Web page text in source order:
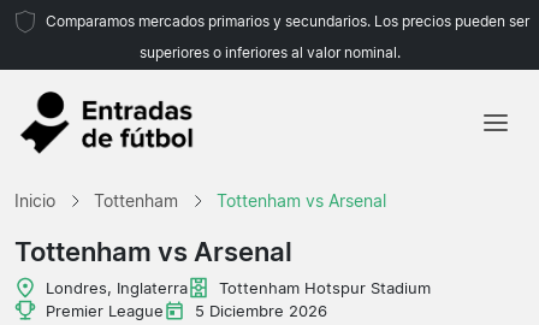
Comparamos mercados primarios y secundarios. Los precios pueden ser
superiores o inferiores al valor nominal.
Agencias de viajes
Inicio Tottenham Tottenham vs Arsenal
Tottenham vs Arsenal
Londres, Inglaterra
Tottenham Hotspur Stadium
Premier League
5 Diciembre 2026